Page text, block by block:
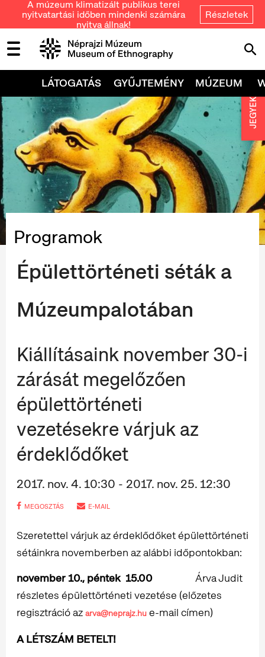
A múzeum klimatizált publikus terei
nyitvatartási időben mindenki számára
nyitva állnak!
Részletek
LÁTOGATÁS GYŰJTEMÉNY MÚZEUM
Programok
Épülettörténeti séták a
Múzeumpalotában
Kiállításaink november 30-i
zárását megelőzően
épülettörténeti
vezetésekre várjuk az
érdeklődőket
2017. nov. 4. 10:30 - 2017. nov. 25. 12:30
MEGOSZTÁS E-MAIL
Szeretettel várjuk az érdeklődőket épülettörténeti
sétáinkra novemberben az alábbi időpontokban:
november 10., péntek 15.00 Árva Judit
részletes épülettörténeti vezetése (előzetes
regisztráció az arva@neprajz.hu e-mail címen)
A LÉTSZÁM BETELT!
JEGYEK